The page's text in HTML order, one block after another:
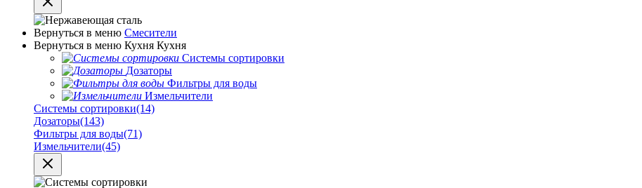
Вернуться в меню Смесители
Вернуться в меню Кухня Кухня
Системы сортировки
Дозаторы
Фильтры для воды
Измельчители
Системы сортировки(14)
Дозаторы(143)
Фильтры для воды(71)
Измельчители(45)